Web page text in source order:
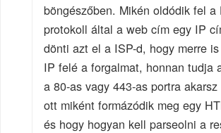
böngészőben. Mikén oldódik fel a
protokoll által a web cím egy IP
dönti azt el a ISP-d, hogy merre
IP felé a forgalmat, honnan tudja
a 80-as vagy 443-as portra
ott miként formázódik meg egy
és hogy hogyan kell parseolni a